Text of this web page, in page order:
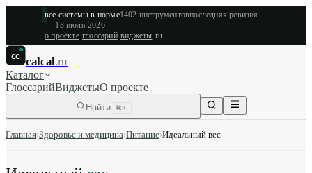
все системы в норме1402 инструментовпоследняя ревизия
— 13 июля 2026
о проекте·глоссарий·виджеты·ru
cc calcal.ru
Каталог
ГлоссарийВиджетыО проекте
Найти ⌘K
Главная›Здоровье и медицина›Питание›Идеальный вес